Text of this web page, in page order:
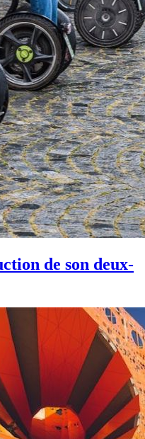
de son deux-